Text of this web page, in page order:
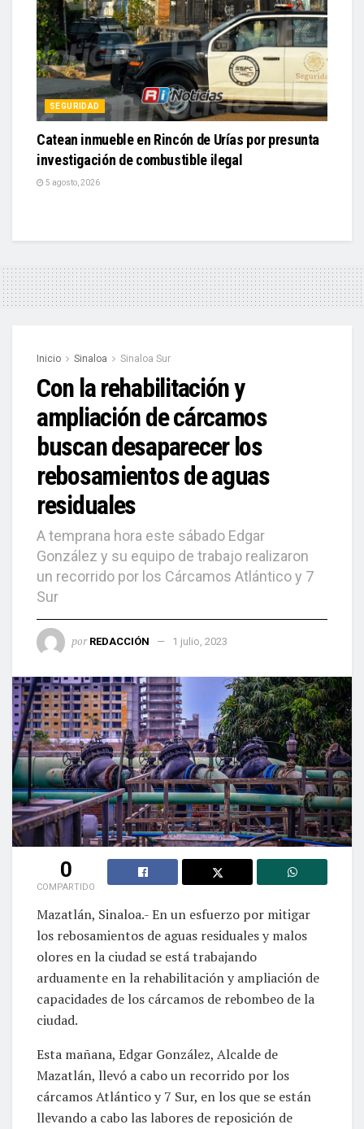
SEGURIDAD
Catean inmueble en Rincón de Urías por presunta
investigación de combustible ilegal
5 agosto, 2026
Inicio Sinaloa Sinaloa Sur
Con la rehabilitación y
ampliación de cárcamos
buscan desaparecer los
rebosamientos de aguas
residuales
A temprana hora este sábado Edgar
González y su equipo de trabajo realizaron
un recorrido por los Cárcamos Atlántico y 7
Sur
por REDACCIÓN 1 julio, 2023
0
COMPARTIDO
Mazatlán, Sinaloa.- En un esfuerzo por mitigar
los rebosamientos de aguas residuales y malos
olores en la ciudad se está trabajando
arduamente en la rehabilitación y ampliación de
capacidades de los cárcamos de rebombeo de la
ciudad.
Esta mañana, Edgar González, Alcalde de
Mazatlán, llevó a cabo un recorrido por los
cárcamos Atlántico y 7 Sur, en los que se están
llevando a cabo las labores de reposición de